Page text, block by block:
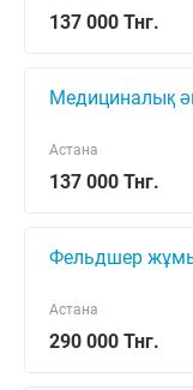
137 000 Тнг.
Медициналық
137 000 Тнг.
Астана
Фельдшер
290 000 Тнг.
Астана